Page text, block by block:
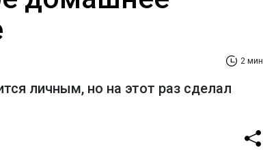
2 мин
личным, но на этот раз сделал